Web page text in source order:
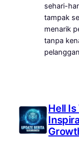
sehari-
tampak
menarik
tanpa
Hell Is